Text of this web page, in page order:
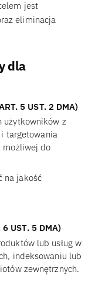
jest
eliminacja
dla
5 UST. 2 DMA)
użytkowników z
i targetowania
możliwej do
na jakość
UST. 5 DMA)
lub usług w
indeksowaniu lub
zewnętrznych.